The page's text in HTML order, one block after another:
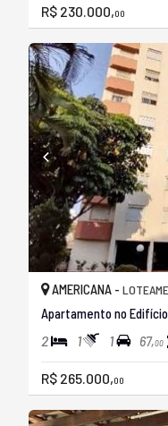
R$ 230.000,00
AMERICANA -
Apartamento no
2 1 1 67,00
R$ 265.000,00